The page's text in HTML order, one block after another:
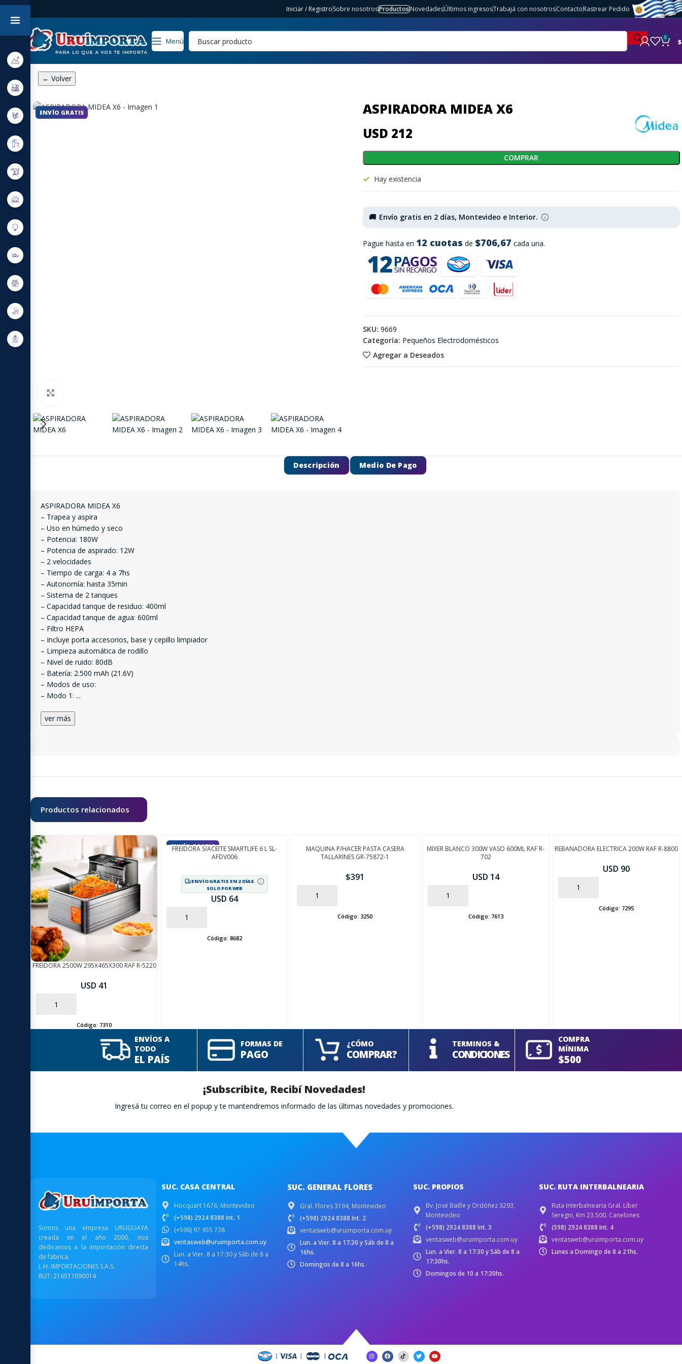
Iniciar / RegistroSobre nosotrosProductosNovedadesÚltimos ingresosTrabajá con nosotrosContactoRastrear Pedido
Menú 0 $
← Volver
ENVÍO GRATIS ASPIRADORA MIDEA X6
USD 212
🚚 Envío gratis en 2 días, Montevideo e Interior.
Pague hasta en 12 cuotas de $706,67 cada una.
Hay existencia
COMPRAR
Agregar a Deseados
SKU: 9669
Categoría: Pequeños Electrodomésticos
Descripción Medio De Pago
ASPIRADORA MIDEA X6
– Trapea y aspira
– Uso en húmedo y seco
– Potencia: 180W
– Potencia de aspirado: 12W
– 2 velocidades
– Tiempo de carga: 4 a 7hs
– Autonomía: hasta 35min
– Sistema de 2 tanques
– Capacidad tanque de residuo: 400ml
– Capacidad tanque de agua: 600ml
– Filtro HEPA
– Incluye porta accesorios, base y cepillo limpiador
– Limpieza automática de rodillo
– Nivel de ruido: 80dB
– Batería: 2.500 mAh (21.6V)
– Modos de uso:
– Modo 1: ...
ver más
Productos relacionados
FREIDORA 2500W 295X465X300 RAF R-5220
USD 41
AÑADIR
Código: 7310
ENVÍO GRATIS
FREIDORA S/ACEITE SMARTLIFE 6 L SL-
AFDV006
ENVÍO GRATIS EN 2 DÍAS
SOLO POR WEB
USD 64
AÑADIR
Código:8682
MAQUINA P/HACER PASTA CASERA
TALLARINES GR-75872-1
$391
AÑADIR
Código:3250
MIXER BLANCO 300W VASO 600ML RAF R-
702
USD 14
AÑADIR
Código: 7613
REBANADORA ELECTRICA 200W RAF R-8800
USD 90
AÑADIR
Código: 7295
ENVÍOS A
TODO
EL PAÍS
FORMAS DE
PAGO
¿CÓMO
COMPRAR?
TERMINOS &
CONDICIONES
COMPRA
MÍNIMA
$500
¡Subscribite, Recibí Novedades!
Ingresá tu correo en el popup y te mantendremos informado de las últimas novedades y promociones.
Somos una empresa URUGUAYA
creada en el año 2000, nos
dedicamos a la importación directa
de fabrica.
L.H. IMPORTACIONES S.A.S.
RUT: 216517090014
SUC. CASA CENTRAL
Hocquart 1676, Montevideo
(+598) 2924 8388 int. 1
(+598) 97 955 738
ventasweb@uruimporta.com.uy
Lun. a Vier. 8 a 17:30 y Sáb de 8 a
14hs.
SUC. GENERAL FLORES
Gral. Flores 3194, Montevideo
(+598) 2924 8388 Int. 2
ventasweb@uruimporta.com.uy
Lun. a Vier. 8 a 17:30 y Sáb de 8 a
16hs.
Domingos de 8 a 16hs.
SUC. PROPIOS
Bv. José Batlle y Ordóñez 3293,
Montevideo
(+598) 2924 8388 Int. 3
ventasweb@uruimporta.com.uy
Lun. a Vier. 8 a 17:30 y Sáb de 8 a
17:30hs.
Domingos de 10 a 17:30hs.
SUC. RUTA INTERBALNEARIA
Ruta Interbalnearia Gral. Líber
Seregni, Km 23.500. Canelones
(598) 2924 8388 Int. 4
ventasweb@uruimporta.com.uy
Lunes a Domingo de 8 a 21hs.